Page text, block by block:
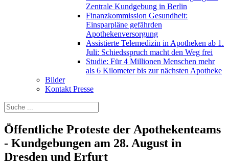
Zentrale Kundgebung in Berlin
Finanzkommission Gesundheit:
Einsparpläne gefährden
Apothekenversorgung
Assistierte Telemedizin in Apotheken ab 1.
Juli: Schiedsspruch macht den Weg frei
Studie: Für 4 Millionen Menschen mehr
als 6 Kilometer bis zur nächsten Apotheke
Bilder
Kontakt Presse
Öffentliche Proteste der Apothekenteams
- Kundgebungen am 28. August in
Dresden und Erfurt